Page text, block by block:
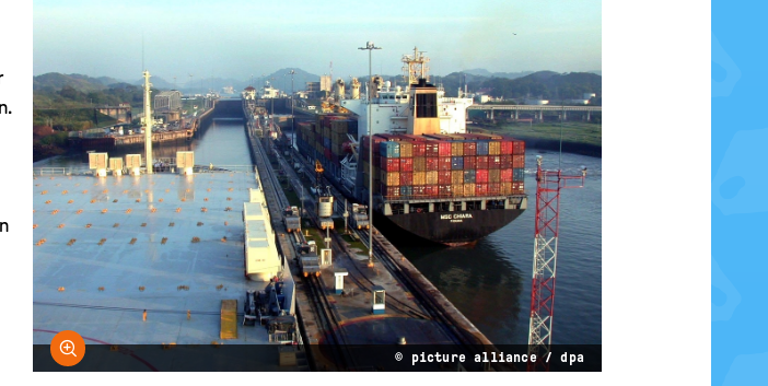
Bild vergrößern
© picture alliance / dpa